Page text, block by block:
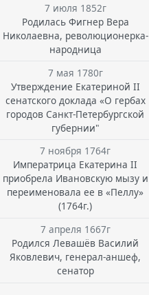
7 июля 1852г
Родилась Фигнер Вера
Николаевна, революционерка-
народница
7 мая 1780г
Утверждение Екатериной II
сенатского доклада «О гербах
городов Санкт-Петербургской
губернии"
7 ноября 1764г
Императрица Екатерина II
приобрела Ивановскую мызу и
переименовала ее в «Пеллу»
(1764г.)
7 апреля 1667г
Родился Левашёв Василий
Яковлевич, генерал-аншеф,
сенатор